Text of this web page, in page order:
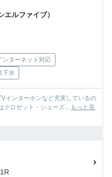
ルファイブ）
ンターネット対応
下水
インターホンなど充実しているの
クロゼット・シューズ... もっと見